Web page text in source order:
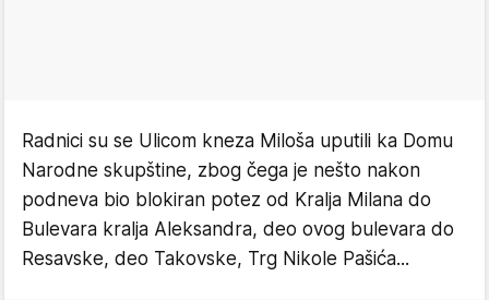
Radnici su se Ulicom kneza Miloša uputili ka Domu
Narodne skupštine, zbog čega je nešto nakon
podneva bio blokiran potez od Kralja Milana do
Bulevara kralja Aleksandra, deo ovog bulevara do
Resavske, deo Takovske, Trg Nikole Pašića...